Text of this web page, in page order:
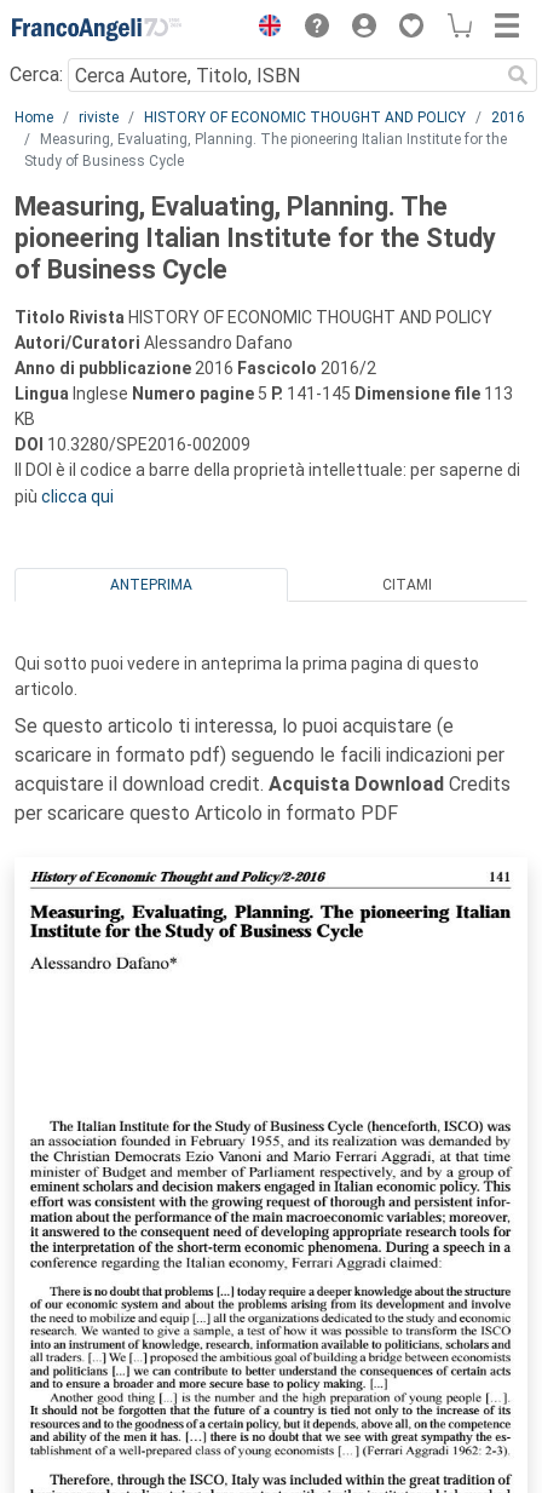
Menu
Cerca:
Main content
Home riviste HISTORY OF ECONOMIC THOUGHT AND POLICY
2016
Measuring, Evaluating, Planning. The pioneering Italian Institute for the
Study of Business Cycle
Measuring, Evaluating, Planning. The
pioneering Italian Institute for the Study
of Business Cycle
Titolo Rivista HISTORY OF ECONOMIC THOUGHT AND POLICY
Autori/Curatori Alessandro Dafano
Anno di pubblicazione 2016 Fascicolo 2016/2
Lingua Inglese Numero pagine 5 P. 141-145 Dimensione file 113
KB
DOI 10.3280/SPE2016-002009
Il DOI è il codice a barre della proprietà intellettuale: per saperne di
più clicca qui
ANTEPRIMA CITAMI
Qui sotto puoi vedere in anteprima la prima pagina di questo
articolo.
Se questo articolo ti interessa, lo puoi acquistare (e
scaricare in formato pdf) seguendo le facili indicazioni per
acquistare il download credit. Acquista Download Credits
per scaricare questo Articolo in formato PDF